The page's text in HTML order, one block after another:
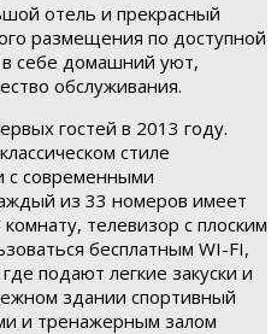
отель и прекрасный
размещения по доступной
в себе домашний уют,
обслуживания.
гостей в 2013 году.
стиле
с современными
из 33 номеров имеет
телевизор с плоским
бесплатным WI-FI,
подают легкие закуски и
здании спортивный
и тренажерным залом